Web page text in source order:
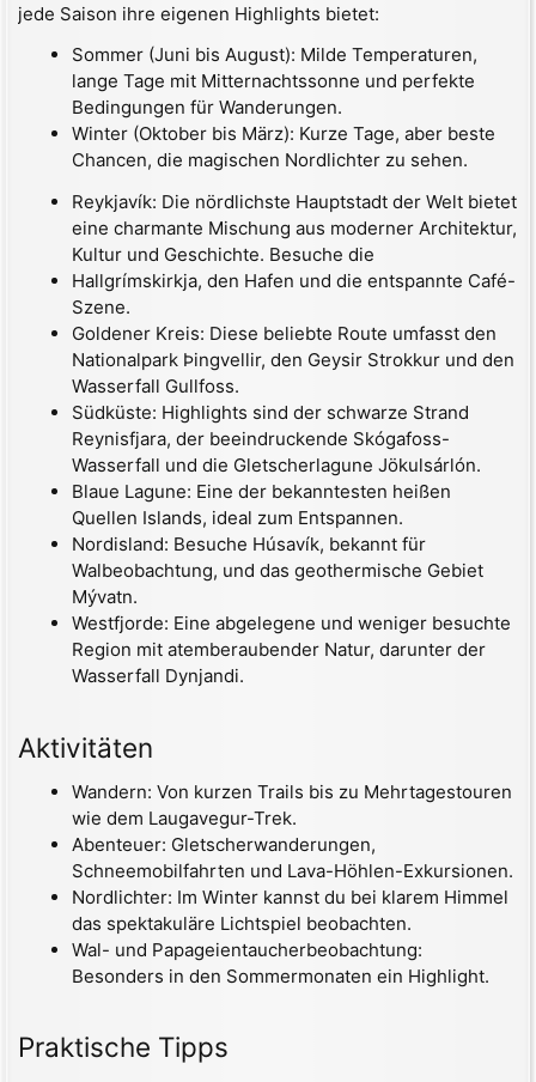
jede Saison ihre eigenen Highlights bietet:
Sommer (Juni bis August): Milde Temperaturen,
lange Tage mit Mitternachtssonne und perfekte
Bedingungen für Wanderungen.
Winter (Oktober bis März): Kurze Tage, aber beste
Chancen, die magischen Nordlichter zu sehen.
Reykjavík: Die nördlichste Hauptstadt der Welt bietet
eine charmante Mischung aus moderner Architektur,
Kultur und Geschichte. Besuche die
Hallgrímskirkja, den Hafen und die entspannte Café-
Szene.
Goldener Kreis: Diese beliebte Route umfasst den
Nationalpark Þingvellir, den Geysir Strokkur und den
Wasserfall Gullfoss.
Südküste: Highlights sind der schwarze Strand
Reynisfjara, der beeindruckende Skógafoss-
Wasserfall und die Gletscherlagune Jökulsárlón.
Blaue Lagune: Eine der bekanntesten heißen
Quellen Islands, ideal zum Entspannen.
Nordisland: Besuche Húsavík, bekannt für
Walbeobachtung, und das geothermische Gebiet
Mývatn.
Westfjorde: Eine abgelegene und weniger besuchte
Region mit atemberaubender Natur, darunter der
Wasserfall Dynjandi.
Aktivitäten
Wandern: Von kurzen Trails bis zu Mehrtagestouren
wie dem Laugavegur-Trek.
Abenteuer: Gletscherwanderungen,
Schneemobilfahrten und Lava-Höhlen-Exkursionen.
Nordlichter: Im Winter kannst du bei klarem Himmel
das spektakuläre Lichtspiel beobachten.
Wal- und Papageientaucherbeobachtung:
Besonders in den Sommermonaten ein Highlight.
Praktische Tipps